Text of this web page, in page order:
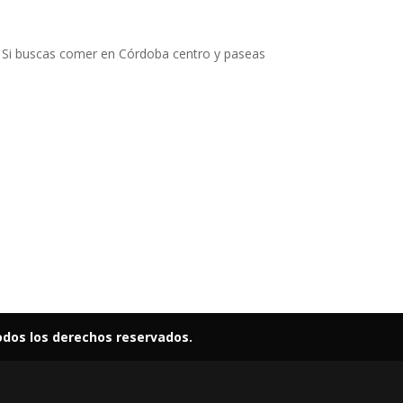
buscas comer en Córdoba centro y paseas
los derechos reservados.